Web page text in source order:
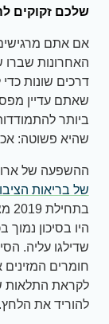
שלכם זקוקים
אם אתם
האחרונות שברו
דרכים שונות
שאתם עדיין
ביותר
שהיא פשוטה:
ההשפעה של
של בריאות
שדילגו עליה.
חומרים
לקראת התלאות
להוריד את הלחץ.